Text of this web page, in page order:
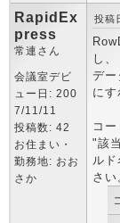
RapidEx
press
常連さん
会議室デビ
ュー日: 200
7/11/11
投稿数: 42
お住まい・
勤務地: おお
さか
投稿
し、
デ
にす
コ
"該
ル
さい